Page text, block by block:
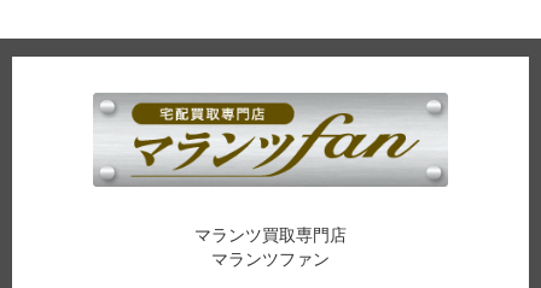
マランツ買取専門店
マランツファン